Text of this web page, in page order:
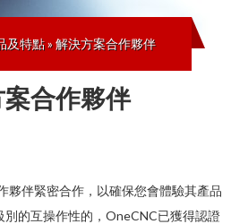
及特點»解決方案合作夥伴
合作夥伴
夥伴緊密合作，以確保您會體驗其產品
的互操作性的，OneCNC已獲得認證